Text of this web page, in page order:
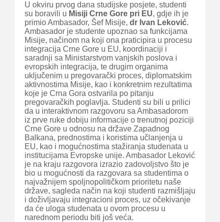
U okviru prvog dana studijske posjete, studenti
su boravili u Misiji Crne Gore pri EU, gdje ih je
primio Ambasador, Šef Misije, dr Ivan Leković.
Ambasador je studente upoznao sa funkcijama
Misije, načinom na koji ona praticipira u procesu
integracija Crne Gore u EU, koordinaciji i
saradnji sa Ministarstvom vanjskih poslova i
evropskih integracija, te drugim organima
uključenim u pregovarački proces, diplomatskim
aktivnostima Misije, kao i konkretnim rezultatima
koje je Crna Gora ostvarila po pitanju
pregovaračkih poglavlja. Studenti su bili u prilici
da u interaktivnom razgovoru sa Ambasadorom
iz prve ruke dobiju informacije o trenutnoj poziciji
Crne Gore u odnosu na države Zapadnog
Balkana, prednostima i koristima učlanjenja u
EU, kao i mogućnostima stažiranja studenata u
institucijama Evropske unije. Ambasador Leković
je na kraju razgovora izrazio zadovoljstvo što je
bio u mogućnosti da razgovara sa studentima o
najvažnijem spoljnopolitičkom prioritetu naše
države, sagleda način na koji studenti razmišljaju
i doživljavaju integracioni proces, uz očekivanje
da će uloga studenata u ovom procesu u
narednom periodu biti još veća.